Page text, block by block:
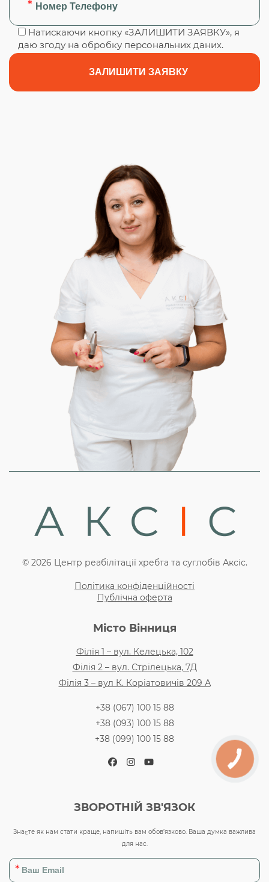
Натискаючи кнопку «ЗАЛИШИТИ ЗАЯВКУ», я
даю згоду на обробку персональних даних.
© 2026 Центр реабілітації хребта та суглобів Аксіс.
Політика конфіденційності
Публічна оферта
Місто Вінниця
Філія 1 – вул. Келецька, 102
Філія 2 – вул. Стрілецька, 7Д
Філія 3 – вул К. Коріатовичів 209 А
+38 (067) 100 15 88
+38 (093) 100 15 88
+38 (099) 100 15 88
Facebook
Instagram
YouTube
ЗВОРОТНІЙ ЗВ'ЯЗОК
Знаєте як нам стати краще, напишіть вам обов’язково. Ваша думка важлива
для нас.